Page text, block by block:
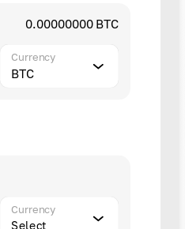
0.00000000 BTC
Currency
BTC
Currency
Select